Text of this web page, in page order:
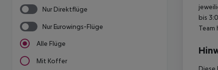
Nur Direktflüge
Nur Eurowings-Flüge
Alle Flüge
Mit Koffer
bis
Team